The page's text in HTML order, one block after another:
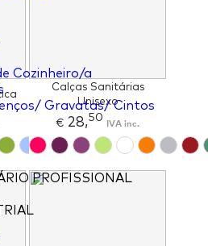
Cozinheiro/a
Gravatas/ Cintos
PROFISSIONAL
Calças Sanitárias
Unisexo
€ 28,50 IVA inc.